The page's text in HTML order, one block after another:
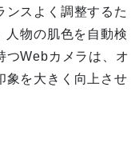
ンスよく調整するた
人物の肌色を自動検
つWebカメラは、オ
象を大きく向上させ